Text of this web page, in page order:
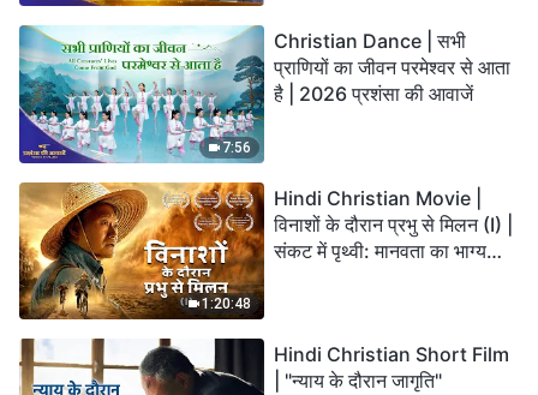
7:56
Christian Dance | सभी
प्राणियों का जीवन परमेश्वर से आता
है | 2026 प्रशंसा की आवाजें
1:20:48
Hindi Christian Movie |
विनाशों के दौरान प्रभु से मिलन (I) |
संकट में पृथ्वी: मानवता का भाग्य
Hindi Christian Short Film
| "न्याय के दौरान जागृति"